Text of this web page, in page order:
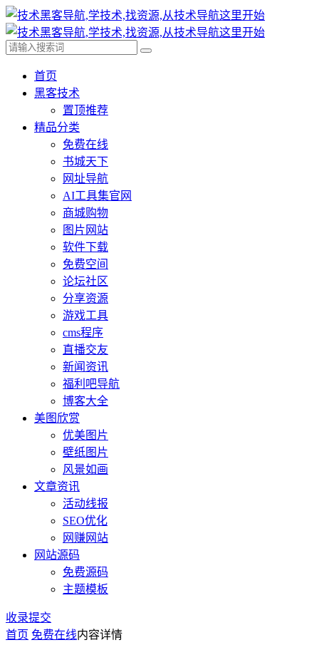
首页
黑客技术
置顶推荐
精品分类
免费在线
书城天下
网址导航
AI工具集官网
商城购物
图片网站
软件下载
免费空间
论坛社区
分享资源
游戏工具
cms程序
直播交友
新闻资讯
福利吧导航
博客大全
美图欣赏
优美图片
壁纸图片
风景如画
文章资讯
活动线报
SEO优化
网赚网站
网站源码
免费源码
主题模板
收录提交
首页 免费在线内容详情